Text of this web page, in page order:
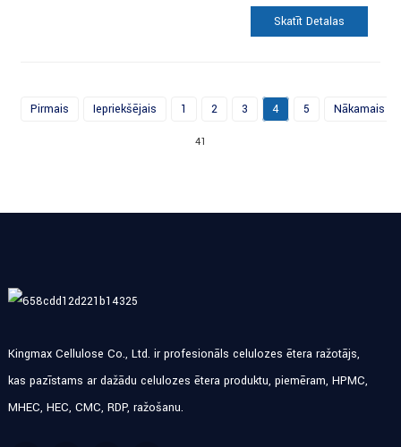
Skatīt Detaļas
Pirmais Iepriekšējais 1 2 3 4 5 Nākamais
41
Kingmax Cellulose Co., Ltd. ir profesionāls celulozes ētera ražotājs,
kas pazīstams ar dažādu celulozes ētera produktu, piemēram, HPMC,
MHEC, HEC, CMC, RDP, ražošanu.